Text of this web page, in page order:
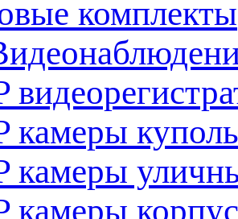
комплекты
камеры
камеры
камеры